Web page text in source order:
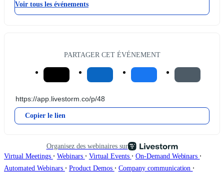
Voir tous les événements
PARTAGER CET ÉVÉNEMENT
Copier le lien
Organisez des webinaires sur
Virtual Meetings ∙ Webinars ∙ Virtual Events ∙ On-Demand Webinars ∙
Automated Webinars ∙ Product Demos ∙ Company communication ∙